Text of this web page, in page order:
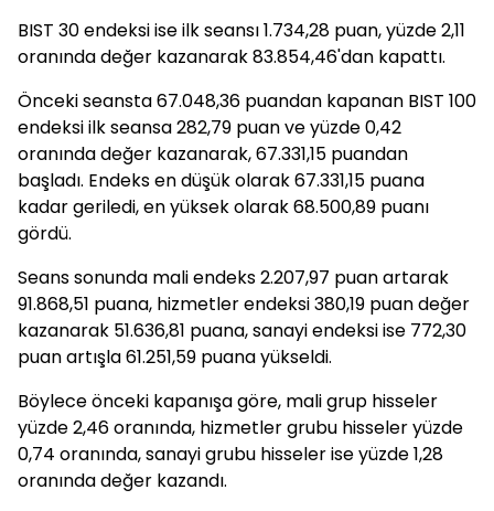
BIST 30 endeksi ise ilk seansı 1.734,28 puan, yüzde 2,11
oranında değer kazanarak 83.854,46'dan kapattı.
Önceki seansta 67.048,36 puandan kapanan BIST 100
endeksi ilk seansa 282,79 puan ve yüzde 0,42
oranında değer kazanarak, 67.331,15 puandan
başladı. Endeks en düşük olarak 67.331,15 puana
kadar geriledi, en yüksek olarak 68.500,89 puanı
gördü.
Seans sonunda mali endeks 2.207,97 puan artarak
91.868,51 puana, hizmetler endeksi 380,19 puan değer
kazanarak 51.636,81 puana, sanayi endeksi ise 772,30
puan artışla 61.251,59 puana yükseldi.
Böylece önceki kapanışa göre, mali grup hisseler
yüzde 2,46 oranında, hizmetler grubu hisseler yüzde
0,74 oranında, sanayi grubu hisseler ise yüzde 1,28
oranında değer kazandı.